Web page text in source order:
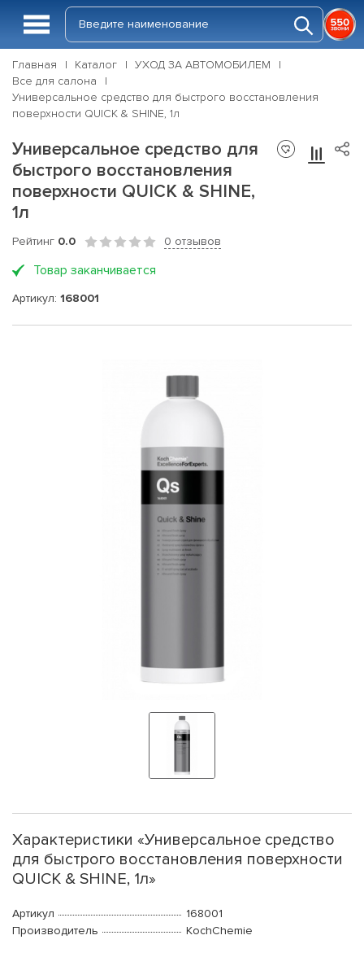
Главная Каталог
УХОД ЗА АВТОМОБИЛЕМ
Все для салона
Универсальное средство для быстрого восстановления
поверхности QUICK & SHINE, 1л
Универсальное средство для
быстрого восстановления
поверхности QUICK & SHINE,
1л
Рейтинг 0.0 0 отзывов
Товар заканчивается
Артикул: 168001
Характеристики «Универсальное средство
для быстрого восстановления поверхности
QUICK & SHINE, 1л»
Артикул
168001
Производитель
KochChemie